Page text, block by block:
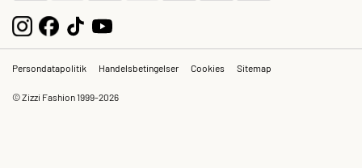
Persondatapolitik Handelsbetingelser Cookies Sitemap
© Zizzi Fashion 1999-2026